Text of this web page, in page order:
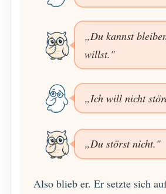
„Du kannst
willst."
„Ich will nicht
„Du störst nicht."
Also blieb er. Er setzte sich